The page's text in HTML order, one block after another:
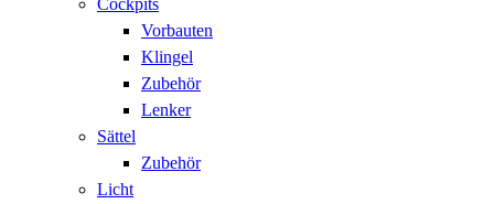
Vorbauten
Klingel
Zubehör
Lenker
Sättel
Zubehör
Licht